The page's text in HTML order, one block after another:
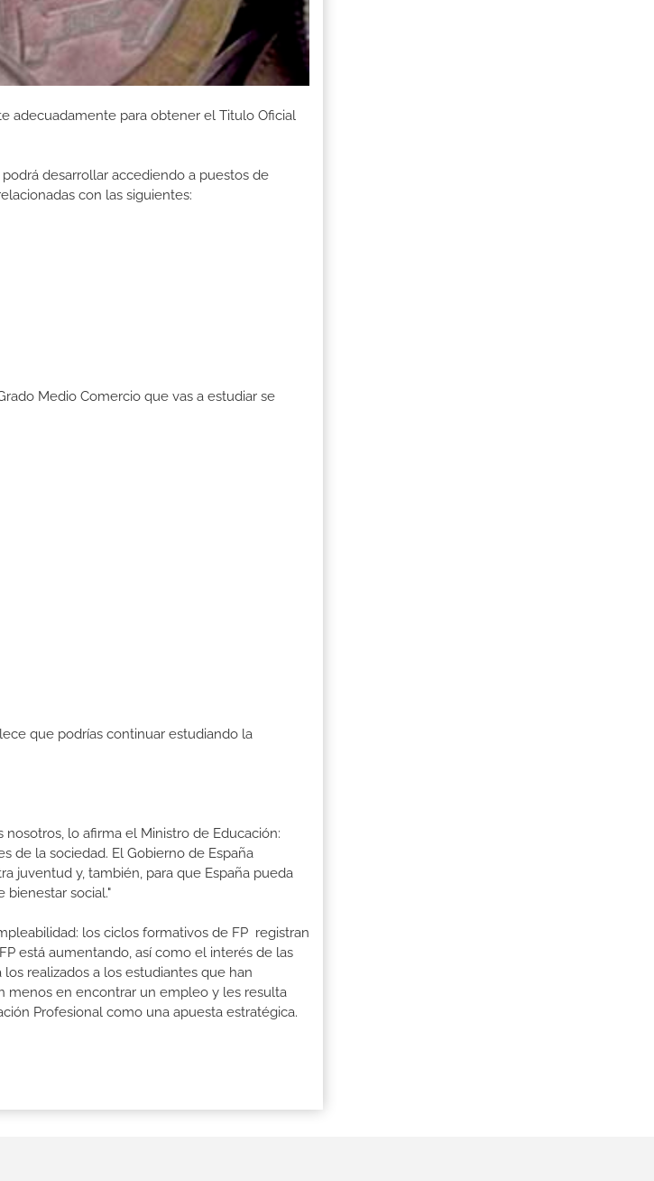
adecuadamente para obtener el Titulo Oficial
desarrollar accediendo a puestos de
con las siguientes:
Medio Comercio que vas a estudiar se
que podrías continuar estudiando la
lo afirma el Ministro de Educación:
de la sociedad. El Gobierno de España
juventud y, también, para que España pueda
bienestar social."
los ciclos formativos de FP registran
está aumentando, así como el interés de las
realizados a los estudiantes que han
menos en encontrar un empleo y les resulta
Profesional como una apuesta estratégica.